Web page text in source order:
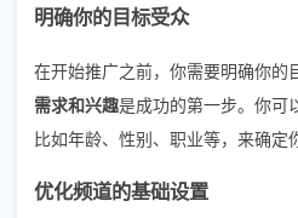
明确你的目标受众
在开始推广之前，你需要明确你的
需求和兴趣是成功的第一步。你可
比如年龄、性别、职业等，来确定
优化频道的基础设置